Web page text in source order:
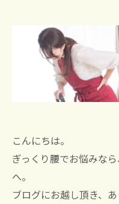
こんにちは。
ぎっくり腰でお悩みな
へ。
ブログにお越し頂き、あ